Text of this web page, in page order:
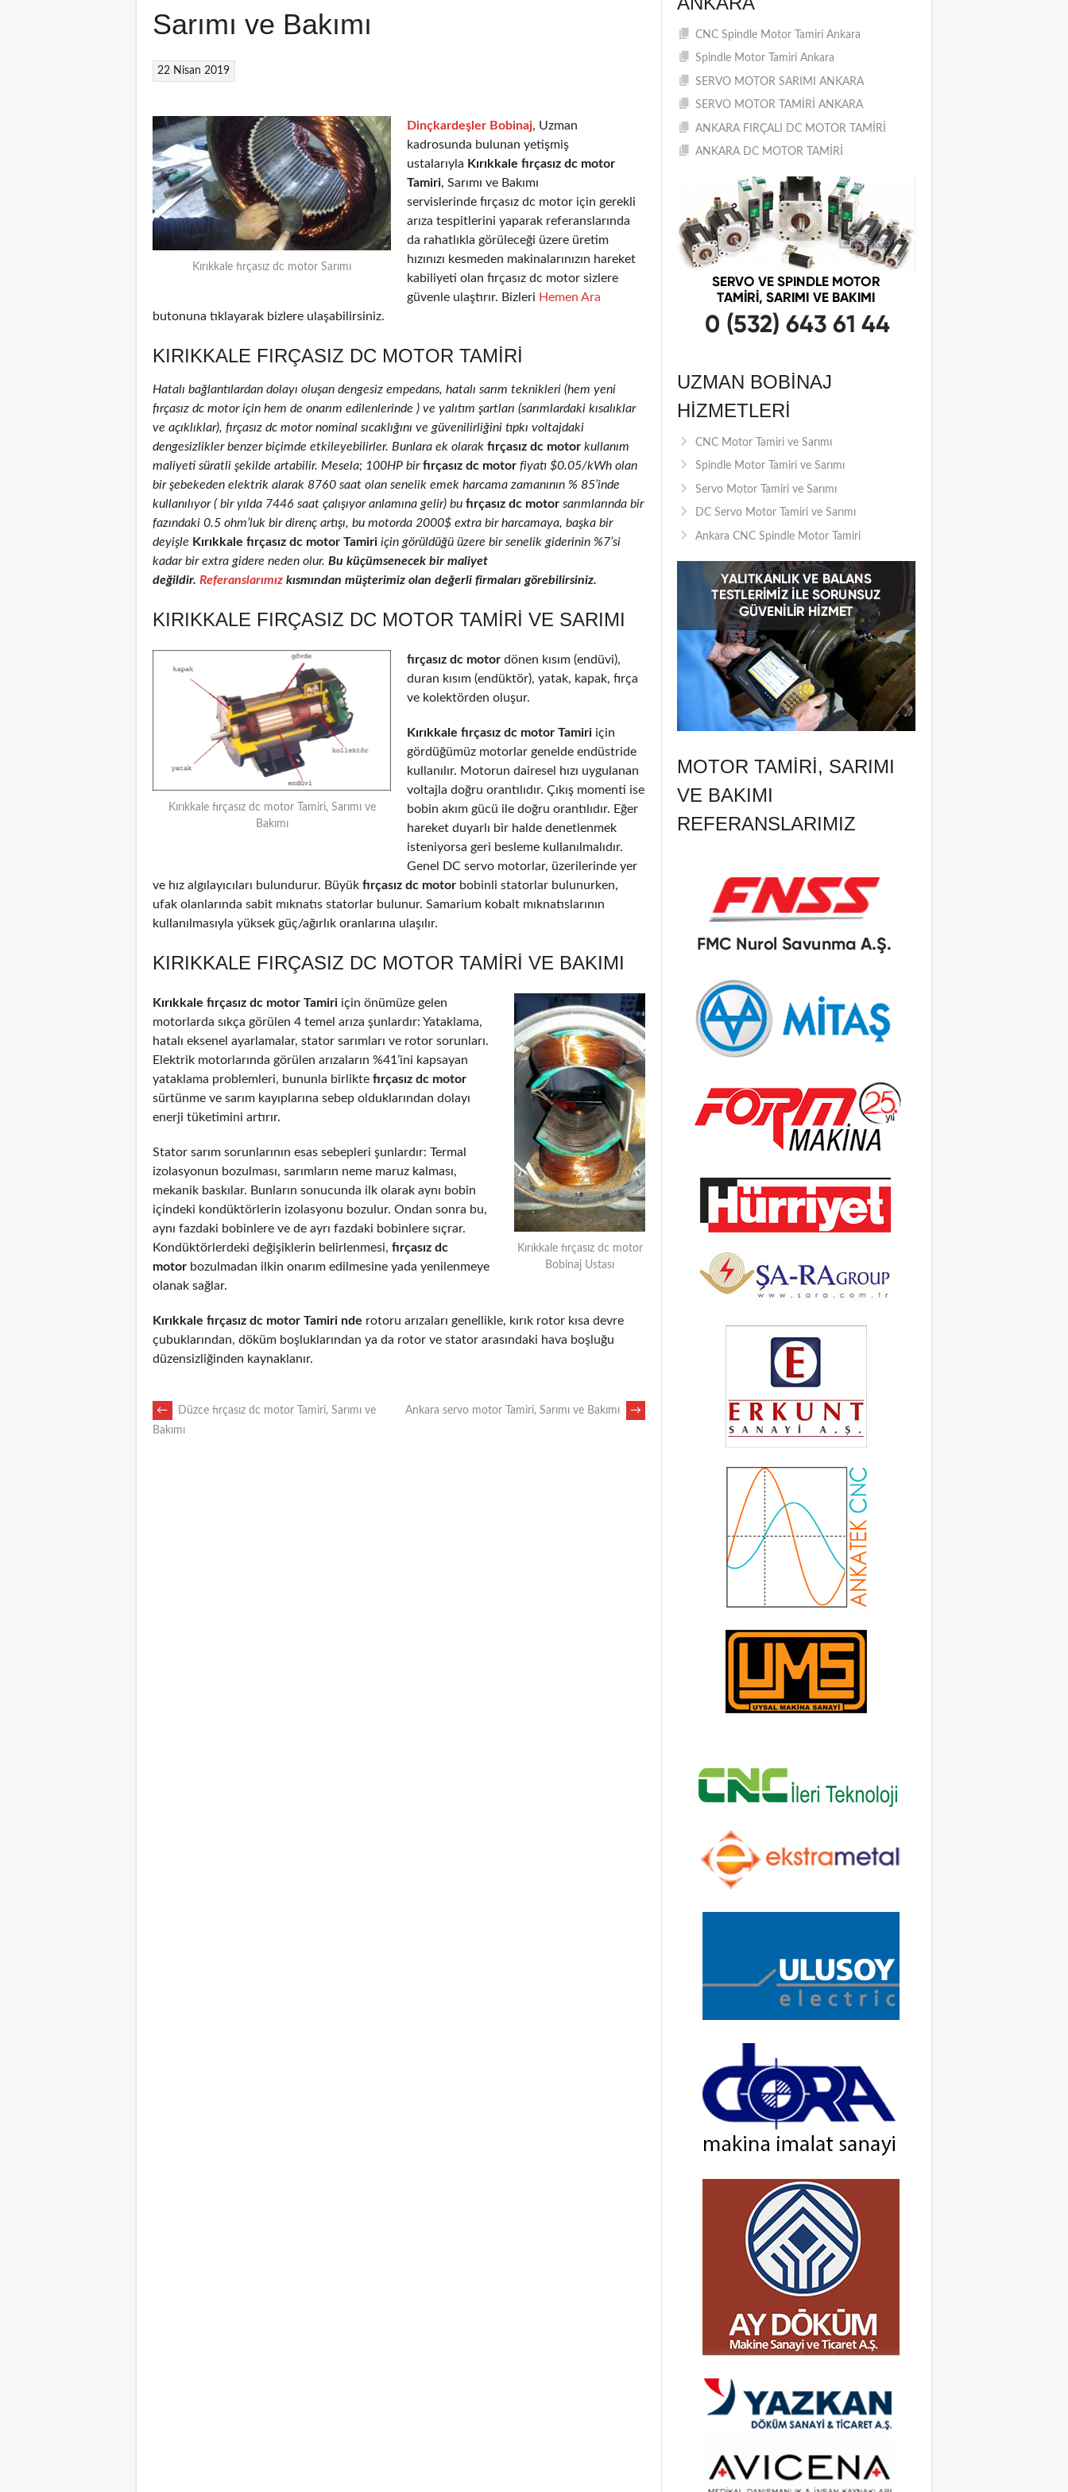
Sarımı ve Bakımı
22 Nisan 2019
Kırıkkale fırçasız dc motor Sarımı
Dinçkardeşler Bobinaj, Uzman
kadrosunda bulunan yetişmiş
ustalarıyla Kırıkkale fırçasız dc motor
Tamiri, Sarımı ve Bakımı
servislerinde fırçasız dc motor için gerekli
arıza tespitlerini yaparak referanslarında
da rahatlıkla görüleceği üzere üretim
hızınızı kesmeden makinalarınızın hareket
kabiliyeti olan fırçasız dc motor sizlere
güvenle ulaştırır. Bizleri Hemen Ara
butonuna tıklayarak bizlere ulaşabilirsiniz.
KIRIKKALE FIRÇASIZ DC MOTOR TAMIRI
Hatalı bağlantılardan dolayı oluşan dengesiz empedans, hatalı sarım teknikleri (hem yeni
fırçasız dc motor için hem de onarım edilenlerinde ) ve yalıtım şartları (sarımlardaki kısalıklar
ve açıklıklar), fırçasız dc motor nominal sıcaklığını ve güvenilirliğini tıpkı voltajdaki
dengesizlikler benzer biçimde etkileyebilirler. Bunlara ek olarak fırçasız dc motor kullanım
maliyeti süratli şekilde artabilir. Mesela; 100HP birfırçasız dc motor fiyatı $0.05/kWh olan
bir şebekeden elektrik alarak 8760 saat olan senelik emek harcama zamanının % 85’inde
kullanılıyor ( bir yılda 7446 saat çalışıyor anlamına gelir) bu fırçasız dc motor sarımlarında bir
fazındaki 0.5 ohm’luk bir direnç artışı, bu motorda 2000$ extra bir harcamaya, başka bir
deyişle Kırıkkale fırçasız dc motor Tamiri için görüldüğü üzere bir senelik giderinin %7’si
kadar bir extra gidere neden olur. Bu küçümsenecek bir maliyet
değildir. Referanslarımız kısmından müşterimiz olan değerli firmaları görebilirsiniz.
KIRIKKALE FIRÇASIZ DC MOTOR TAMIRI VE SARIMI
Kırıkkale fırçasız dc motor Tamiri, Sarımı ve
Bakımı
fırçasız dc motor dönen kısım (endüvi),
duran kısım (endüktör), yatak, kapak, fırça
ve kolektörden oluşur.
Kırıkkale fırçasız dc motor Tamiri için
gördüğümüz motorlar genelde endüstride
kullanılır. Motorun dairesel hızı uygulanan
voltajla doğru orantılıdır. Çıkış momenti ise
bobin akım gücü ile doğru orantılıdır. Eğer
hareket duyarlı bir halde denetlenmek
isteniyorsa geri besleme kullanılmalıdır.
Genel DC servo motorlar, üzerilerinde yer
ve hız algılayıcıları bulundurur. Büyük fırçasız dc motor bobinli statorlar bulunurken,
ufak olanlarında sabit mıknatıs statorlar bulunur. Samarium kobalt mıknatıslarının
kullanılmasıyla yüksek güç/ağırlık oranlarına ulaşılır.
KIRIKKALE FIRÇASIZ DC MOTOR TAMIRI VE BAKIMI
Kırıkkale fırçasız dc motor
Bobinaj Ustası
Kırıkkale fırçasız dc motor Tamiri için önümüze gelen
motorlarda sıkça görülen 4 temel arıza şunlardır: Yataklama,
hatalı eksenel ayarlamalar, stator sarımları ve rotor sorunları.
Elektrik motorlarında görülen arızaların %41’ini kapsayan
yataklama problemleri, bununla birlikte fırçasız dc motor
sürtünme ve sarım kayıplarına sebep olduklarından dolayı
enerji tüketimini artırır.
Stator sarım sorunlarının esas sebepleri şunlardır: Termal
izolasyonun bozulması, sarımların neme maruz kalması,
mekanik baskılar. Bunların sonucunda ilk olarak aynı bobin
içindeki kondüktörlerin izolasyonu bozulur. Ondan sonra bu,
aynı fazdaki bobinlere ve de ayrı fazdaki bobinlere sıçrar.
Kondüktörlerdeki değişiklerin belirlenmesi, fırçasız dc
motor bozulmadan ilkin onarım edilmesine yada yenilenmeye
olanak sağlar.
Kırıkkale fırçasız dc motor Tamiri nde rotoru arızaları genellikle, kırık rotor kısa devre
çubuklarından, döküm boşluklarından ya da rotor ve stator arasındaki hava boşluğu
düzensizliğinden kaynaklanır.
POST
←
Düzce fırçasız dc motor Tamiri, Sarımı ve
Bakımı
Ankara servo motor Tamiri, Sarımı ve Bakımı →
CNC Spindle Motor Tamiri Ankara
Spindle Motor Tamiri Ankara
SERVO MOTOR SARIMI ANKARA
SERVO MOTOR TAMİRİ ANKARA
ANKARA FIRÇALI DC MOTOR TAMİRİ
ANKARA DC MOTOR TAMİRİ
UZMAN BOBINAJ
HIZMETLERI
CNC Motor Tamiri ve Sarımı
Spindle Motor Tamiri ve Sarımı
Servo Motor Tamiri ve Sarımı
DC Servo Motor Tamiri ve Sarımı
Ankara CNC Spindle Motor Tamiri
MOTOR TAMIRI, SARIMI
VE BAKIMI
REFERANSLARIMIZ